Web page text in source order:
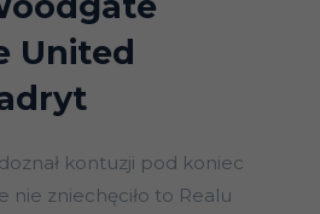
United
kontuzji pod koniec
nie zniechęciło to Realu